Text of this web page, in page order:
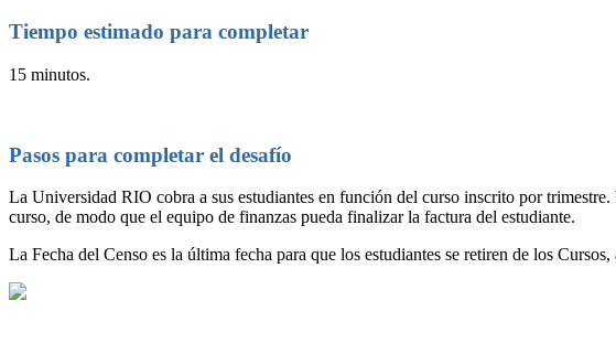
Tiempo estimado para completar
15 minutos.
Pasos para completar el desafío
La Universidad RIO cobra a sus estudiantes en función del curso inscrito por
curso, de modo que el equipo de finanzas pueda finalizar la factura del estudiante.
La Fecha del Censo es la última fecha para que los estudiantes se retiren de los